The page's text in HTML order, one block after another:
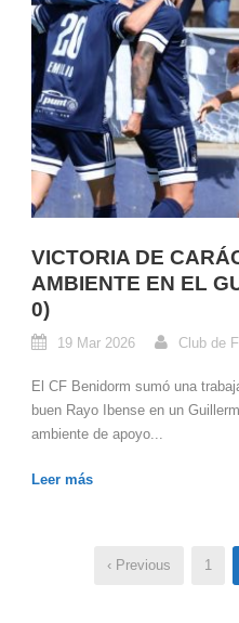
VICTORIA DE
AMBIENTE EN EL
0)
19 Mar 2026 Club de
El CF Benidorm sumó una
buen Rayo Ibense en un
ambiente de apoyo...
Leer más
‹ Previous 1